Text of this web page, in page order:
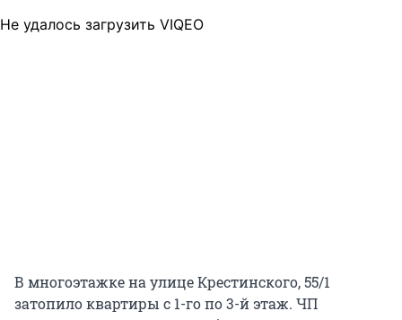
Не удалось загрузить VIQEO
В многоэтажке на улице Крестинского, 55/1
затопило квартиры с 1-го по 3-й этаж. ЧП